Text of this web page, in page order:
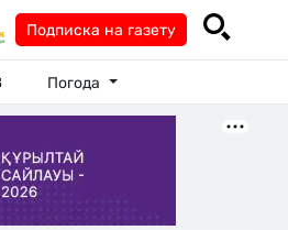
Подписка на газету
Погода